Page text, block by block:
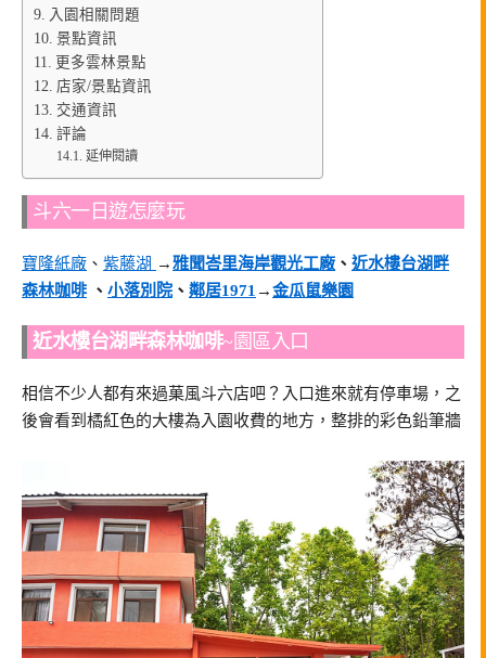
入園相關問題
景點資訊
更多雲林景點
店家/景點資訊
交通資訊
評論
延伸閱讀
斗六一日遊怎麼玩
寶隆紙廠 、 紫藤湖 →雅聞峇里海岸觀光工廠 、 近水樓台湖畔
森林咖啡 、 小落別院 、 鄰居1971 →金瓜鼠樂園
近水樓台湖畔森林咖啡~園區入口
相信不少人都有來過菓風斗六店吧？入口進來就有停車場，之
後會看到橘紅色的大樓為入園收費的地方，整排的彩色鉛筆牆